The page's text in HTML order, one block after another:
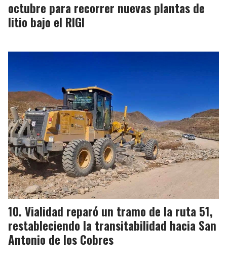
octubre para recorrer nuevas plantas de
litio bajo el RIGI
Vialidad reparó un tramo de la ruta 51,
restableciendo la transitabilidad hacia San
Antonio de los Cobres